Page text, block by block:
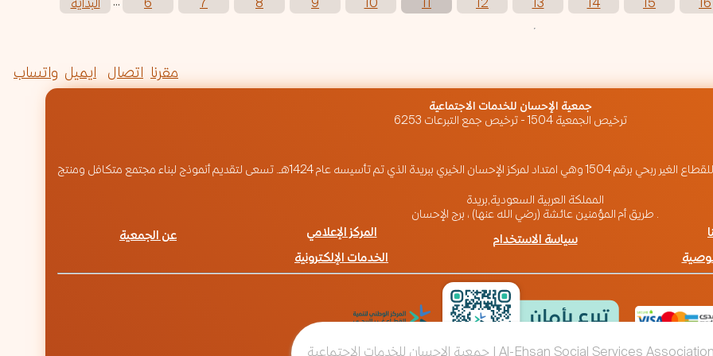
البداية 6 7 8 9 10 11 12 13 14 15 16
واتساب ايميل اتصال مقرنا
‏جمعية الإحسان للخدمات الاجتماعية
ترخيص الجمعية 1504 - ترخيص جمع التبرعات 6253
عام 1424هـ. تسعى لتقديم أنموذج لبناء مجتمع متكافل ومنتج
المملكة العربية السعودية,بريدة
طريق أم المؤمنين عائشة (رضي الله عنها) ، برج الإحسان .
عن الجمعية
المركز الإعلامي
الخدمات الإلكترونية
سياسة الاستخدام